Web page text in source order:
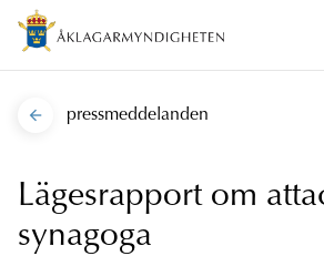
pressmeddelanden
Lägesrapport om
synagoga